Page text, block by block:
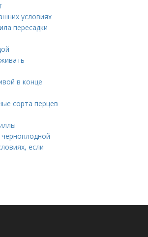
условиях
пересадки
в конце
сорта перцев
если